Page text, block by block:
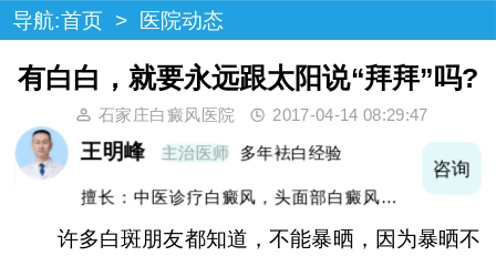
导航:首页 > 医院动态
有白白，就要永远跟太阳说“拜拜”吗?
石家庄白癜风医院 2017-04-14 08:29:47
王明峰 主治医师 多年袪白经验
擅长：中医诊疗白癜风，头面部白癜风，青
咨询
许多白斑朋友都知道，不能暴晒，因为暴晒不